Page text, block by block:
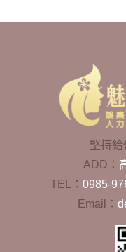
堅持
ADD：
TEL： 0985-
Email：